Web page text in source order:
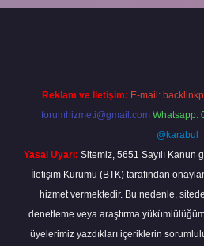
Reklam ve İletişim: E-mail:
forumhizmeti@gmail.com Whatsapp:
@karabul
Yasal Uyarı: Sitemiz, 5651 Sayılı Kanun
İletişim Kurumu (BTK) tarafından
hizmet vermektedir. Bu nedenle,
denetleme veya araştırma
üyelerimiz yazdıkları içeriklerin